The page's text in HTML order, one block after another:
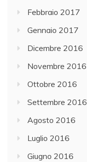
Febbraio 2017
Gennaio 2017
Dicembre 2016
Novembre 2016
Ottobre 2016
Settembre 2016
Agosto 2016
Luglio 2016
Giugno 2016